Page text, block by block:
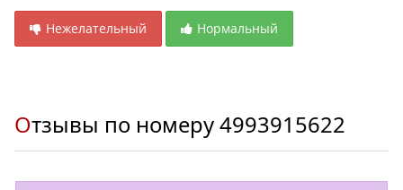
Нежелательный Нормальный
Отзывы по номеру4993915622